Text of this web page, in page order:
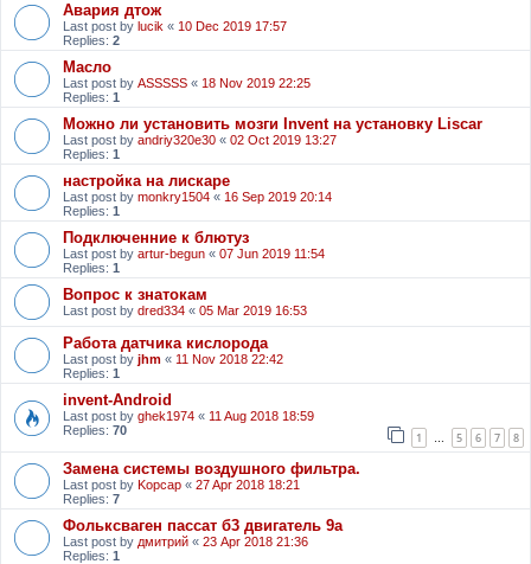
Авария дтож
Last post by lucik « 10 Dec 2019 17:57
Replies: 2
Масло
Last post by ASSSSS « 18 Nov 2019 22:25
Replies: 1
Можно ли установить мозги Invent на установку Liscar
Last post by andriy320e30 « 02 Oct 2019 13:27
Replies: 1
настройка на лискаре
Last post by monkry1504 « 16 Sep 2019 20:14
Replies: 1
Подключенние к блютуз
Last post by artur-begun « 07 Jun 2019 11:54
Replies: 1
Вопрос к знатокам
Last post by dred334 « 05 Mar 2019 16:53
Работа датчика кислорода
Last post by jhm « 11 Nov 2018 22:42
Replies: 1
invent-Android
Last post by ghek1974 « 11 Aug 2018 18:59
Replies: 70 1 … 5 6 7 8
Замена системы воздушного фильтра.
Last post by Kopcap « 27 Apr 2018 18:21
Replies: 7
Фольксваген пассат б3 двигатель 9а
Last post by дмитрий « 23 Apr 2018 21:36
Replies: 1